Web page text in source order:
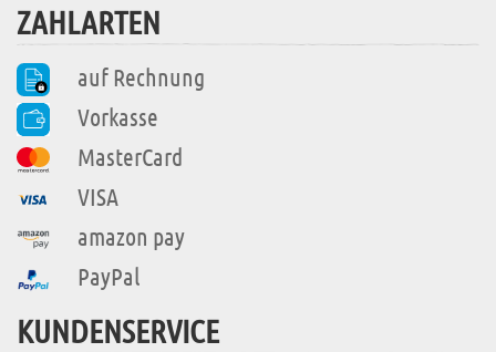
ZAHLARTEN
auf Rechnung
Vorkasse
MasterCard
VISA
amazon pay
PayPal
KUNDENSERVICE